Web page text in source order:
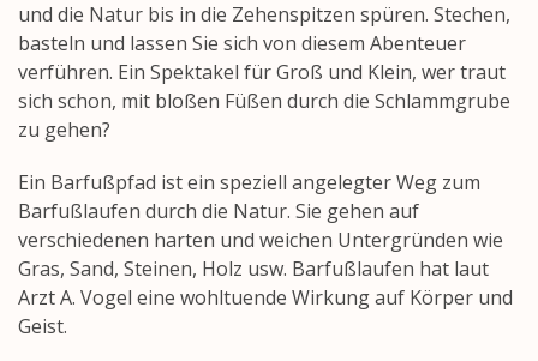
und die Natur bis in die Zehenspitzen spüren. Stechen,
basteln und lassen Sie sich von diesem Abenteuer
verführen. Ein Spektakel für Groß und Klein, wer traut
sich schon, mit bloßen Füßen durch die Schlammgrube
zu gehen?
Ein Barfußpfad ist ein speziell angelegter Weg zum
Barfußlaufen durch die Natur. Sie gehen auf
verschiedenen harten und weichen Untergründen wie
Gras, Sand, Steinen, Holz usw. Barfußlaufen hat laut
Arzt A. Vogel eine wohltuende Wirkung auf Körper und
Geist.